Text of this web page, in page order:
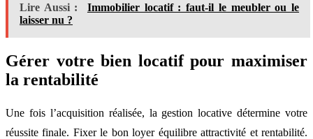
Lire Aussi :
Immobilier locatif : faut-il le meubler ou le
laisser nu ?
Gérer votre bien locatif pour maximiser
la rentabilité
Une fois l’acquisition réalisée, la gestion locative détermine votre
réussite finale. Fixer le bon loyer équilibre attractivité et rentabilité.